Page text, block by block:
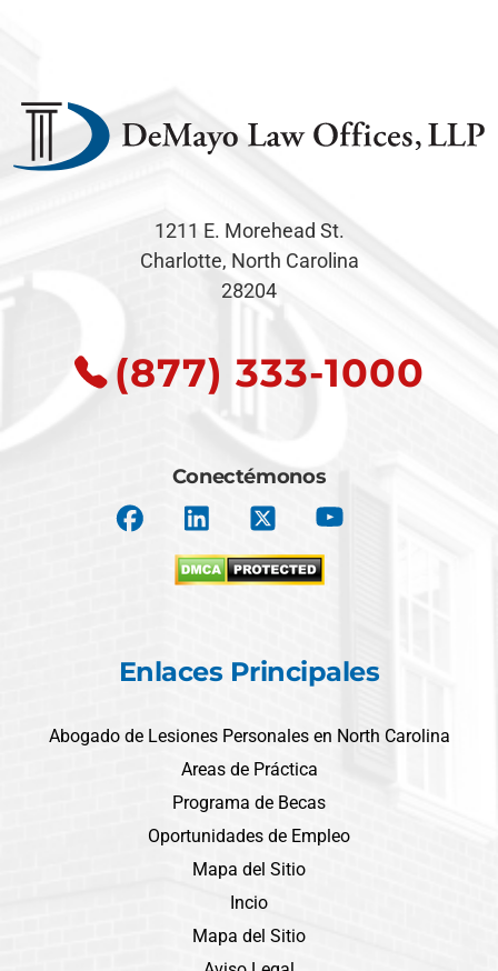
1211 E. Morehead St.
Charlotte, North Carolina
28204
(877) 333-1000
Conectémonos
Enlaces Principales
Abogado de Lesiones Personales en North Carolina
Areas de Práctica
Programa de Becas
Oportunidades de Empleo
Mapa del Sitio
Incio
Mapa del Sitio